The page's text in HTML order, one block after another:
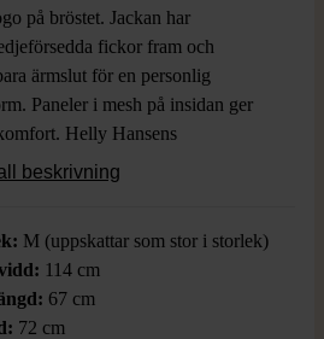
på bröstet. Jackan har
fickor fram och
ärmslut för en personlig
Paneler i mesh på insidan ger
Helly Hansens
bidrar till ett sportigt och
beskrivning
M (uppskattar som stor i storlek)
114 cm
67 cm
72 cm